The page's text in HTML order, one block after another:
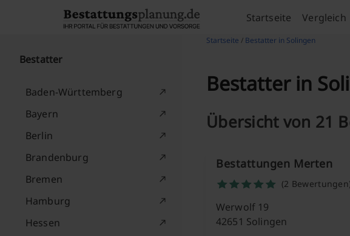
Startseite Vergleich
Bestatter
Baden-Württemberg
Bayern
Berlin
Brandenburg
Bremen
Hamburg
Hessen
Startseite / Bestatter in Solingen
Bestatter in
Übersicht von 21
Bestattungen Merten
(2
Werwolf 19
42651 Solingen